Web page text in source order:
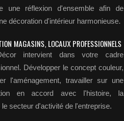
une réflexion d'ensemble afin de
décoration d'intérieur harmonieuse.
MAGASINS, LOCAUX PROFESSIONNELS
intervient dans votre cadre
Développer le concept couleur,
l'aménagement, travailler sur une
en accord avec l'histoire, la
le secteur d'activité de l'entreprise.